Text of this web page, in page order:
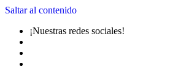
Saltar al contenido
¡Nuestras redes sociales!